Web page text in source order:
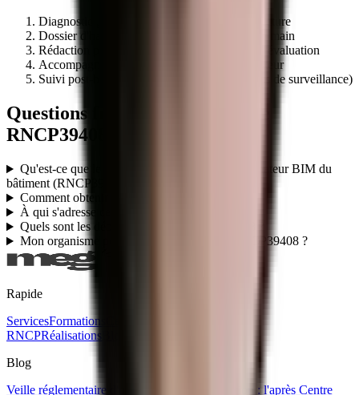
Diagnostic préalable d'éligibilité de votre structure
Dossier d'habilitation centre évaluateur clé en main
Rédaction programme + référentiel + outils d'évaluation
Accompagnement audit initial par le certificateur
Suivi post-habilitation (renouvellement, audits de surveillance)
Questions fréquentes sur le titre
RNCP39408
Qu'est-ce que le titre professionnel TP - Coordinateur BIM du
bâtiment (RNCP39408) ?
Comment obtenir le titre RNCP39408 ?
À qui s'adresse ce titre RNCP39408 ?
Quels sont les débouchés du titre RNCP39408 ?
Mon organisme peut-il faire passer le titre RNCP39408 ?
Rapide
ServicesFormations
RNCPRéalisations
Blog
Veille réglementaire d'un organisme de formation : l'après Centre